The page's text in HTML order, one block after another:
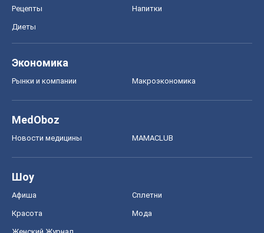
Рецепты Напитки
Диеты
Экономика
Рынки и компании Mакроэкономика
MedOboz
Новости медицины MAMACLUB
Шоу
Афиша Сплетни
Красота Мода